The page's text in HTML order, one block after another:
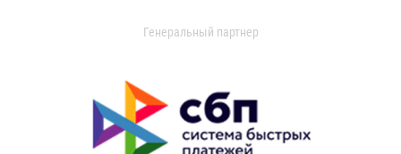
Генеральный партнер